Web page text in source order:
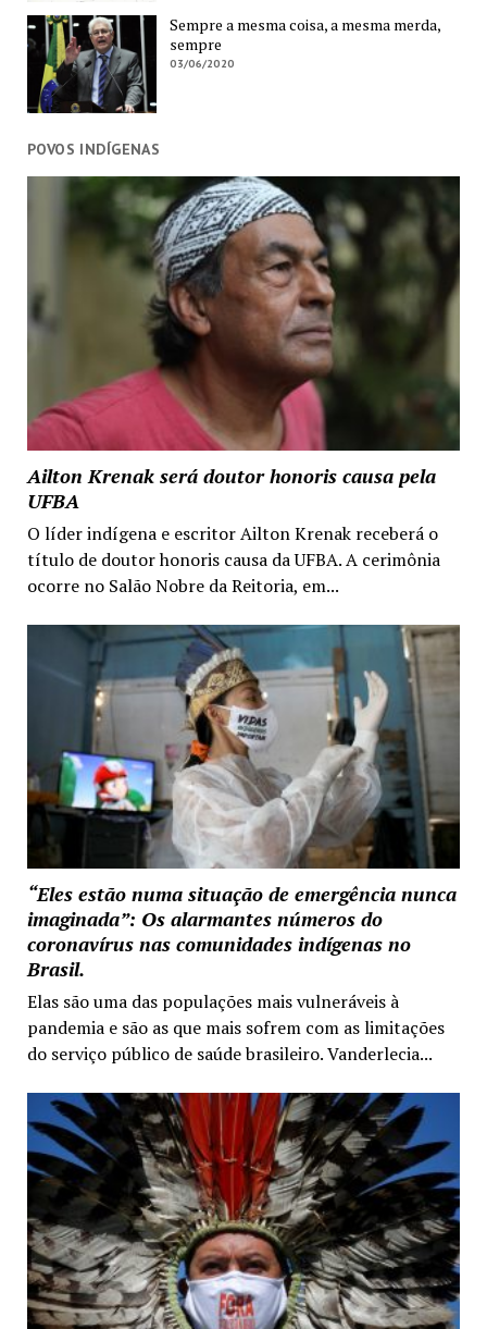
Sempre a mesma coisa, a mesma merda,
sempre
03/06/2020
POVOS INDÍGENAS
Ailton Krenak será doutor honoris causa pela
UFBA
O líder indígena e escritor Ailton Krenak receberá o
título de doutor honoris causa da UFBA. A cerimônia
ocorre no Salão Nobre da Reitoria, em...
“Eles estão numa situação de emergência nunca
imaginada”: Os alarmantes números do
coronavírus nas comunidades indígenas no
Brasil.
Elas são uma das populações mais vulneráveis à
pandemia e são as que mais sofrem com as limitações
do serviço público de saúde brasileiro. Vanderlecia...